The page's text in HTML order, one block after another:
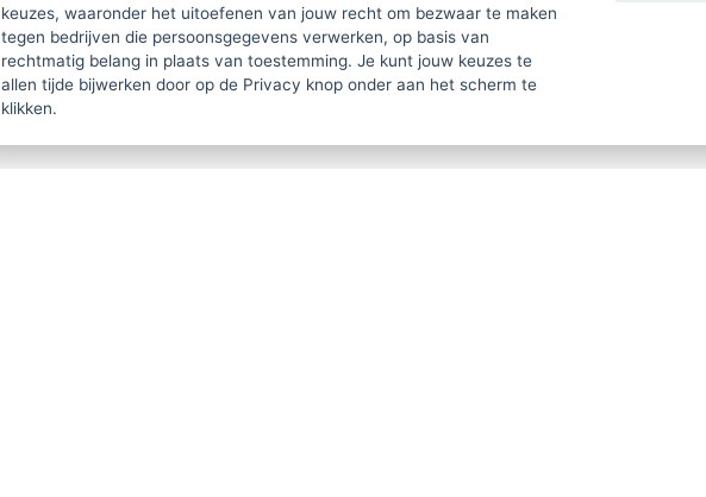
keuzes, waaronder het uitoefenen van jouw recht om bezwaar te maken
tegen bedrijven die persoonsgegevens verwerken, op basis van
rechtmatig belang in plaats van toestemming. Je kunt jouw keuzes te
allen tijde bijwerken door op de Privacy knop onder aan het scherm te
klikken.